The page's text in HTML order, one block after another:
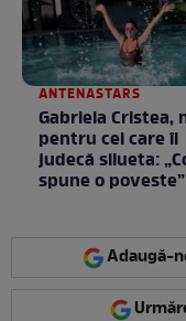
ANTENASTARS
Gabriela Cristea,
pentru cei care îi
judecă silueta:
spune o poveste”
Adaugă-